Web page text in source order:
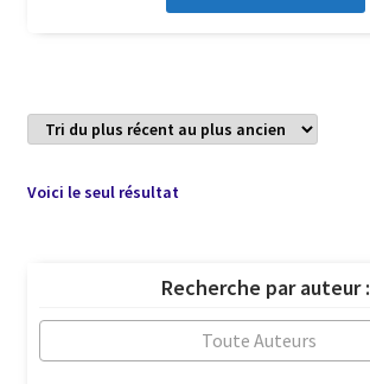
Voici le seul résultat
Recherche par auteur :
Toute Auteurs